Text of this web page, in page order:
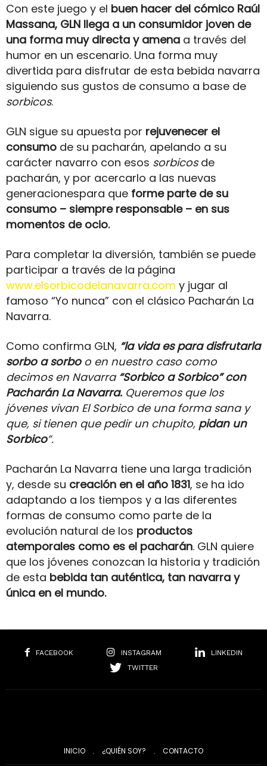
Con este juego y el buen hacer del cómico Raúl
Massana, GLN llega a un consumidor joven de
una forma muy directa y amena a través del
humor en un escenario. Una forma muy
divertida para disfrutar de esta bebida navarra
siguiendo sus gustos de consumo a base de
sorbicos.
GLN sigue su apuesta por rejuvenecer el
consumo de su pacharán, apelando a su
carácter navarro con esos sorbicosde
pacharán, y por acercarlo a las nuevas
generacionespara que forme parte de su
consumo – siempre responsable – en sus
momentos de ocio.
Para completar la diversión, también se puede
participar a través de la página
www.elsorbicodelanavarra.com y jugar al
famoso “Yo nunca” con el clásico Pacharán La
Navarra.
Como confirma GLN, “la vida es para disfrutarla
sorbo a sorbo o en nuestro caso como
decimos en Navarra “Sorbico a Sorbico” con
Pacharán La Navarra. Queremos que los
jóvenes vivan El Sorbico de una forma sana y
que, si tienen que pedir un chupito, pidan un
Sorbico”.
Pacharán La Navarra tiene una larga tradición
y, desde su creación en el año 1831, se ha ido
adaptando a los tiempos y a las diferentes
formas de consumo como parte de la
evolución natural de los productos
atemporales como es el pacharán. GLN quiere
que los jóvenes conozcan la historia y tradición
de esta bebida tan auténtica, tan navarra y
única en el mundo.
FACEBOOK INSTAGRAM
LINKEDIN
TWITTER
INICIO ¿QUIÉN SOY? CONTACTO